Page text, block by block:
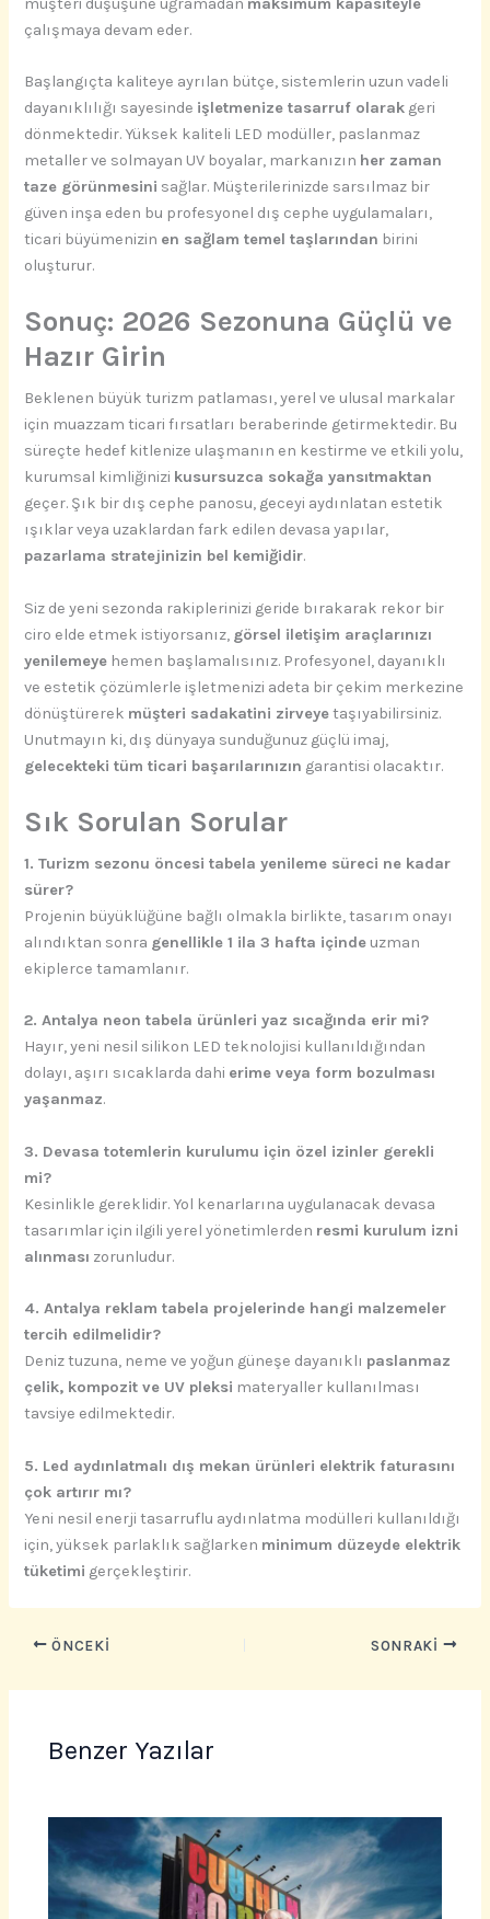
çalışmaya devam eder.
Başlangıçta kaliteye ayrılan bütçe, sistemlerin uzun vadeli
dayanıklılığı sayesinde işletmenize tasarruf olarak geri
dönmektedir. Yüksek kaliteli LED modüller, paslanmaz
metaller ve solmayan UV boyalar, markanızın her zaman
taze görünmesini sağlar. Müşterilerinizde sarsılmaz bir
güven inşa eden bu profesyonel dış cephe uygulamaları,
ticari büyümenizin en sağlam temel taşlarından birini
oluşturur.
Sonuç: 2026 Sezonuna Güçlü ve
Hazır Girin
Beklenen büyük turizm patlaması, yerel ve ulusal markalar
için muazzam ticari fırsatları beraberinde getirmektedir. Bu
süreçte hedef kitlenize ulaşmanın en kestirme ve etkili yolu,
kurumsal kimliğinizi kusursuzca sokağa yansıtmaktan
geçer. Şık bir dış cephe panosu, geceyi aydınlatan estetik
ışıklar veya uzaklardan fark edilen devasa yapılar,
pazarlama stratejinizin bel kemiğidir.
Siz de yeni sezonda rakiplerinizi geride bırakarak rekor bir
ciro elde etmek istiyorsanız, görsel iletişim araçlarınızı
yenilemeye hemen başlamalısınız. Profesyonel, dayanıklı
ve estetik çözümlerle işletmenizi adeta bir çekim merkezine
dönüştürerek müşteri sadakatini zirveyetaşıyabilirsiniz.
Unutmayın ki, dış dünyaya sunduğunuz güçlü imaj,
gelecekteki tüm ticari başarılarınızın garantisi olacaktır.
Sık Sorulan Sorular
1. Turizm sezonu öncesi tabela yenileme süreci ne kadar
sürer?
Projenin büyüklüğüne bağlı olmakla birlikte, tasarım onayı
alındıktan sonra genellikle 1 ila 3 hafta içinde uzman
ekiplerce tamamlanır.
2. Antalya neon tabela ürünleri yaz sıcağında erir mi?
Hayır, yeni nesil silikon LED teknolojisi kullanıldığından
dolayı, aşırı sıcaklarda dahi erime veya form bozulması
yaşanmaz.
3. Devasa totemlerin kurulumu için özel izinler gerekli
mi?
Kesinlikle gereklidir. Yol kenarlarına uygulanacak devasa
tasarımlar için ilgili yerel yönetimlerden resmi kurulum izni
alınması zorunludur.
4. Antalya reklam tabela projelerinde hangi malzemeler
tercih edilmelidir?
Deniz tuzuna, neme ve yoğun güneşe dayanıklı paslanmaz
çelik, kompozit ve UV pleksi materyaller kullanılması
tavsiye edilmektedir.
5. Led aydınlatmalı dış mekan ürünleri elektrik faturasını
çok artırır mı?
Yeni nesil enerji tasarruflu aydınlatma modülleri kullanıldığı
için, yüksek parlaklık sağlarken minimum düzeyde elektrik
tüketimi gerçekleştirir.
ÖNCEKI SONRAKI
Benzer Yazılar